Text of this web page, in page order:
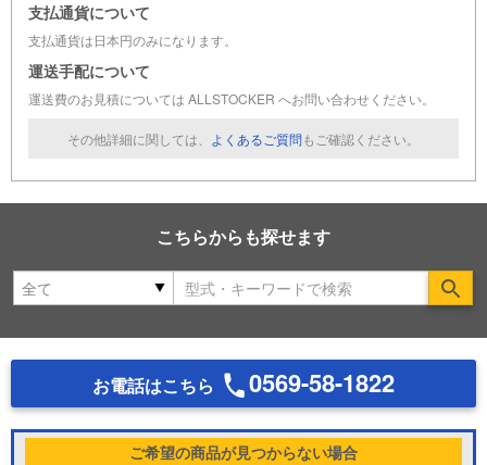
支払通貨について
支払通貨は日本円のみになります。
運送手配について
運送費のお見積については ALLSTOCKER へお問い合わせください。
その他詳細に関しては、 よくあるご質問もご確認ください。
こちらからも探せます
お電話はこちら 0569-58-1822
ご希望の商品が見つからない場合